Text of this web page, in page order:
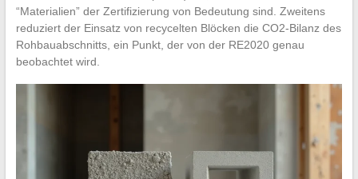
“Materialien” der Zertifizierung von Bedeutung sind. Zweitens
reduziert der Einsatz von recycelten Blöcken die CO2-Bilanz des
Rohbauabschnitts, ein Punkt, der von der RE2020 genau
beobachtet wird.